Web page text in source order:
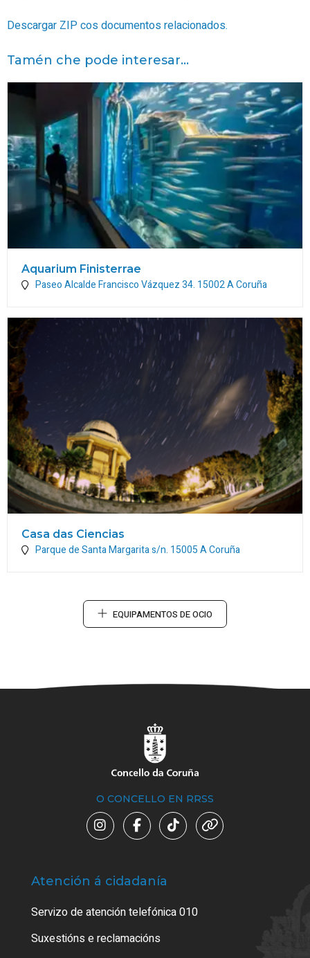
Descargar ZIP cos documentos relacionados.
Tamén che pode interesar...
Aquarium Finisterrae
Paseo Alcalde Francisco Vázquez 34. 15002A Coruña
Casa das Ciencias
Parque de Santa Margarita s/n. 15005A Coruña
EQUIPAMENTOS DE OCIO
O CONCELLO EN RRSS
Atención á cidadanía
Servizo de atención telefónica 010
Suxestións e reclamacións